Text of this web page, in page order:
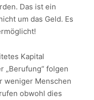
Das ist ein
um das Geld. Es
Kapital
„Berufung“ folgen
weniger Menschen
obwohl dies